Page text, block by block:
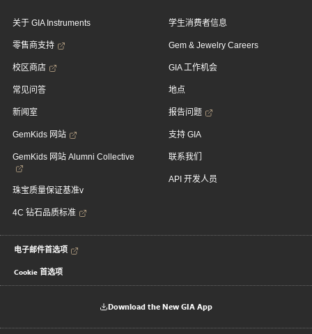
关于 GIA Instruments
零售商支持
校区商店
常见问答
新闻室
GemKids 网站
GemKids 网站 Alumni Collective
珠宝质量保证基准v
4C 钻石品质标准
学生消费者信息
Gem & Jewelry Careers
GIA 工作机会
地点
报告问题
支持 GIA
联系我们
API 开发人员
电子邮件首选项
Cookie 首选项
Download the New GIA App